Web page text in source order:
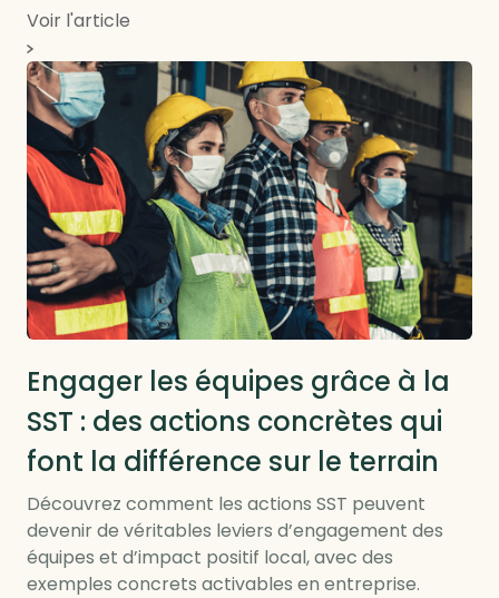
Voir l'article
Engager les équipes grâce à la
SST : des actions concrètes qui
font la différence sur le terrain
Découvrez comment les actions SST peuvent
devenir de véritables leviers d’engagement des
équipes et d’impact positif local, avec des
exemples concrets activables en entreprise.